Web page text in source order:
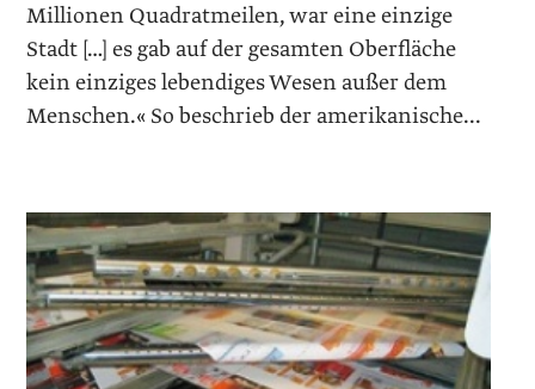
Millionen Quadratmeilen, war eine einzige
Stadt […] es gab auf der gesamten Oberfläche
kein einziges lebendiges Wesen außer dem
Menschen.« So beschrieb der amerikanische...